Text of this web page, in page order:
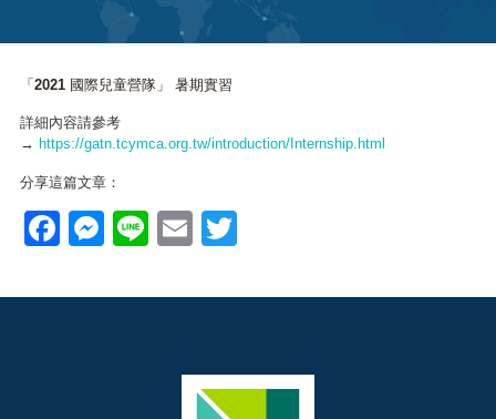
「2021 國際兒童營隊」 暑期實習
詳細內容請參考
→ https://gatn.tcymca.org.tw/introduction/Internship.html
分享這篇文章：
Facebook
Messenger
LineEmail